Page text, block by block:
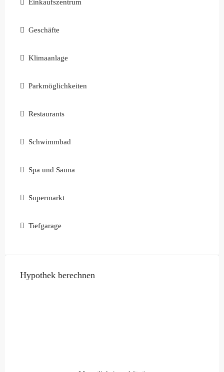
Einkaufszentrum
Geschäfte
Klimaanlage
Parkmöglichkeiten
Restaurants
Schwimmbad
Spa und Sauna
Supermarkt
Tiefgarage
Hypothek berechnen